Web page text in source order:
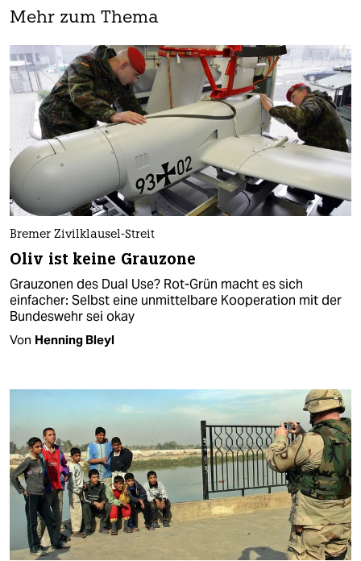
Mehr zum Thema
Bremer Zivilklausel-Streit
Oliv ist keine Grauzone
Grauzonen des Dual Use? Rot-Grün macht es sich
einfacher: Selbst eine unmittelbare Kooperation mit der
Bundeswehr sei okay
Von Henning Bleyl